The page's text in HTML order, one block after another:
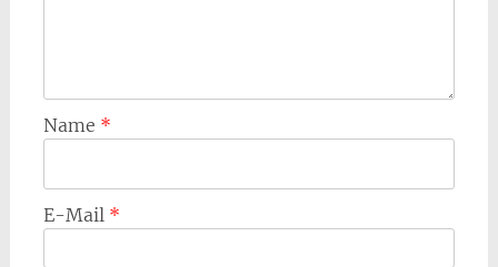
Name *
E-Mail *